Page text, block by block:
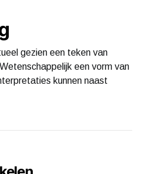
gezien een teken van
een vorm van
kunnen naast